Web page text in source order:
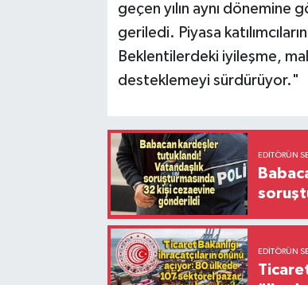
geçen yılın aynı dönemine
geriledi. Piyasa
Beklentilerdeki iyileşme,
desteklemeyi sürdürüyor."
EDITÖRÜN
EDITÖRÜN